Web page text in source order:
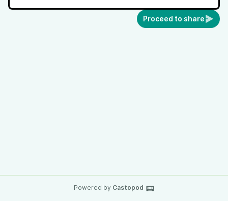
Proceed to share
Powered by Castopod